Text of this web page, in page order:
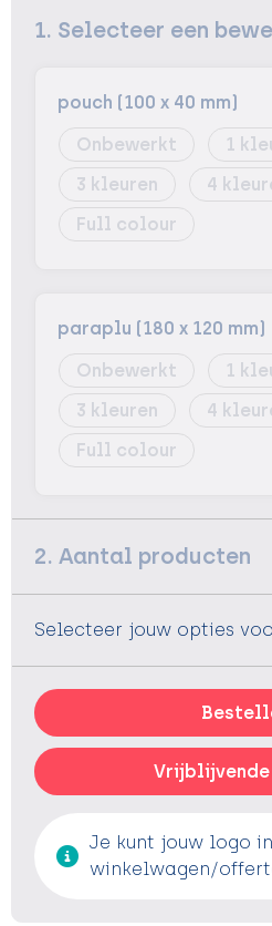
1. Selecteer een
pouch (100 x 40 mm)
Onbewerkt
1
3
4
Full colour
paraplu (180 x 120 mm)
Onbewerkt
1
3
4
Full colour
2. Aantal producten
Selecteer jouw opties
Je kunt jouw logo
winkelwagen/